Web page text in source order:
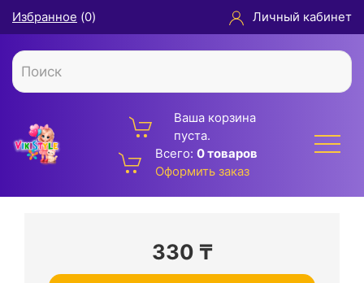
Избранное (0) Личный кабинет
Ваша корзина
пуста.
Всего: 0 товаров
Оформить заказ
330 ₸